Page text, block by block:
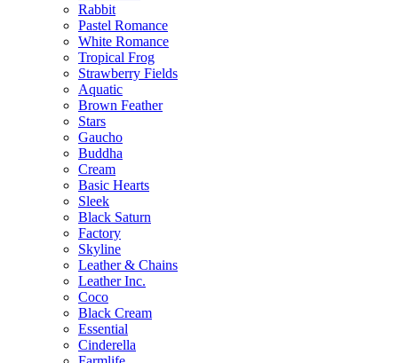
Rabbit
Pastel Romance
White Romance
Tropical Frog
Strawberry Fields
Aquatic
Brown Feather
Stars
Gaucho
Buddha
Cream
Basic Hearts
Sleek
Black Saturn
Factory
Skyline
Leather & Chains
Leather Inc.
Coco
Black Cream
Essential
Cinderella